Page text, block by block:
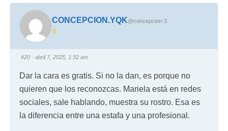
CONCEPCION.YQK@concepcion-3
#20 · abril 7, 2025, 1:32 am
Dar la cara es gratis. Si no la dan, es porque no
quieren que los reconozcas. Mariela está en redes
sociales, sale hablando, muestra su rostro. Esa es
la diferencia entre una estafa y una profesional.